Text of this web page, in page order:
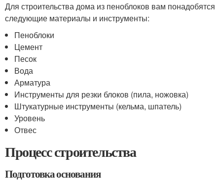
Для строительства дома из пеноблоков вам понадобятся
следующие материалы и инструменты:
Пеноблоки
Цемент
Песок
Вода
Арматура
Инструменты для резки блоков (пила, ножовка)
Штукатурные инструменты (кельма, шпатель)
Уровень
Отвес
Процесс строительства
Подготовка основания